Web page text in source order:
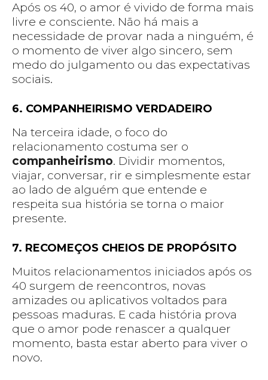
Após os 40, o amor é vivido de forma mais
livre e consciente. Não há mais a
necessidade de provar nada a ninguém, é
o momento de viver algo sincero, sem
medo do julgamento ou das expectativas
sociais.
6. COMPANHEIRISMO VERDADEIRO
Na terceira idade, o foco do
relacionamento costuma ser o
companheirismo. Dividir momentos,
viajar, conversar, rir e simplesmente estar
ao lado de alguém que entende e
respeita sua história se torna o maior
presente.
7. RECOMEÇOS CHEIOS DE PROPÓSITO
Muitos relacionamentos iniciados após os
40 surgem de reencontros, novas
amizades ou aplicativos voltados para
pessoas maduras. E cada história prova
que o amor pode renascer a qualquer
momento, basta estar aberto para viver o
novo.